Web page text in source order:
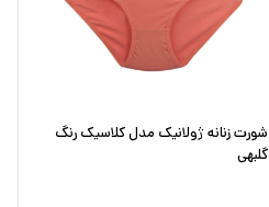
شورت زنانه ژولانیک مدل کلاسیک رنگ
گلبهی